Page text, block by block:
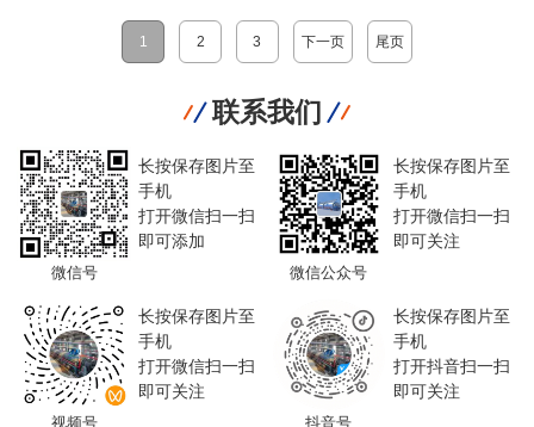
1 2 3 下一页 尾页
联系我们
微信号
长按保存图片至
手机
打开微信扫一扫
即可添加
微信公众号
长按保存图片至
手机
打开微信扫一扫
即可关注
视频号
长按保存图片至
手机
打开微信扫一扫
即可关注
抖音号
长按保存图片至
手机
打开抖音扫一扫
即可关注